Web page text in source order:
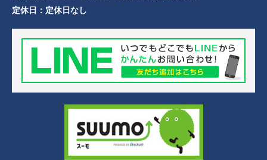
定休日： 定休日なし